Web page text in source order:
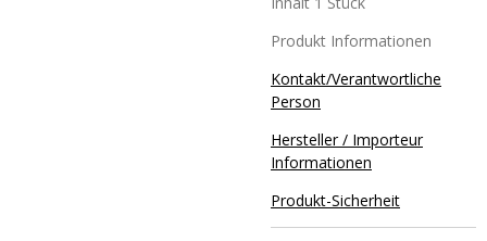
Produkt Informationen
Kontakt/Verantwortliche
Person
Hersteller / Importeur
Informationen
Produkt-Sicherheit